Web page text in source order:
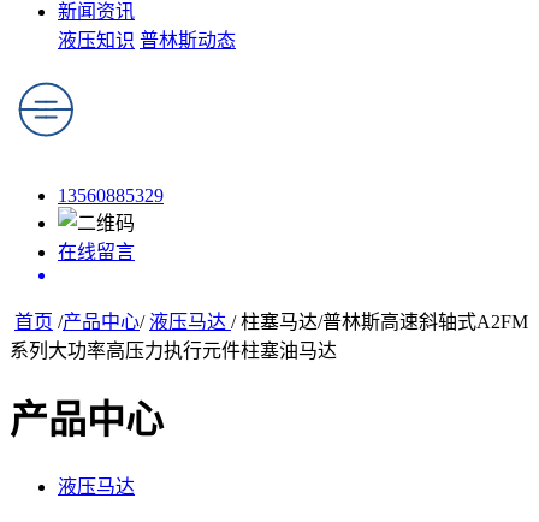
新闻资讯
液压知识 普林斯动态
13560885329
在线留言
首页 /产品中心/ 液压马达 / 柱塞马达/普林斯高速斜轴式A2FM
系列大功率高压力执行元件柱塞油马达
产品中心
液压马达